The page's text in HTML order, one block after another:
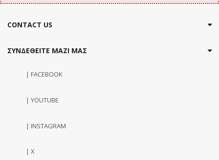
CONTACT US
ΣΥΝΔΕΘΕΙΤΕ ΜΑΖΙ ΜΑΣ
| FACEBOOK
| YOUTUBE
| INSTAGRAM
| X